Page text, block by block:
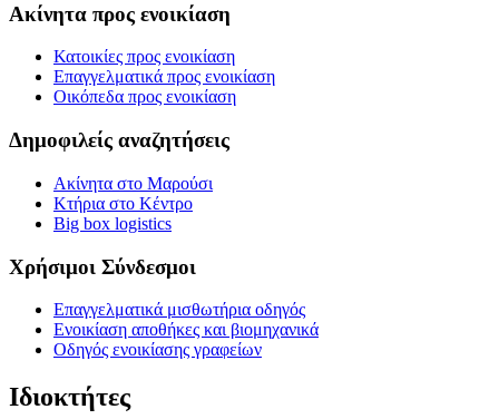
Ακίνητα προς ενοικίαση
Κατοικίες προς ενοικίαση
Επαγγελματικά προς ενοικίαση
Οικόπεδα προς ενοικίαση
Δημοφιλείς αναζητήσεις
Ακίνητα στο Μαρούσι
Κτήρια στο Κέντρο
Big box logistics
Χρήσιμοι Σύνδεσμοι
Επαγγελματικά μισθωτήρια οδηγός
Ενοικίαση αποθήκες και βιομηχανικά
Οδηγός ενοικίασης γραφείων
Ιδιοκτήτες